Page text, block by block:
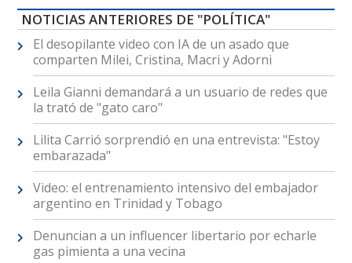
NOTICIAS ANTERIORES DE "POLÍTICA"
El desopilante video con IA de un asado que
comparten Milei, Cristina, Macri y Adorni
Leila Gianni demandará a un usuario de redes que
la trató de "gato caro"
Lilita Carrió sorprendió en una entrevista: "Estoy
embarazada"
Video: el entrenamiento intensivo del embajador
argentino en Trinidad y Tobago
Denuncian a un influencer libertario por echarle
gas pimienta a una vecina